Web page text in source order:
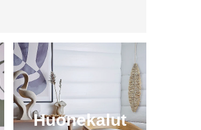
Huonekalut